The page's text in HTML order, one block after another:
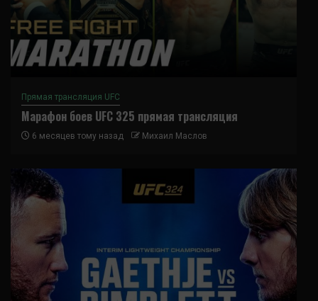
Прямая трансляция UFC
Марафон боев UFC 325 прямая трансляция
6 месяцев тому назад Михаил Маслов